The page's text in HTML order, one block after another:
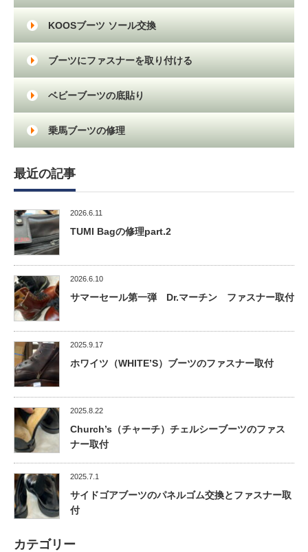
KOOSブーツ ソール交換
ブーツにファスナーを取り付ける
ベビーブーツの底貼り
乗馬ブーツの修理
最近の記事
2026.6.11
TUMI Bagの修理part.2
2026.6.10
サマーセール第一弾 Dr.マーチン ファスナー取付
2025.9.17
ホワイツ（WHITE’S）ブーツのファスナー取付
2025.8.22
Church’s（チャーチ）チェルシーブーツのファス
ナー取付
2025.7.1
サイドゴアブーツのパネルゴム交換とファスナー取
付
カテゴリー